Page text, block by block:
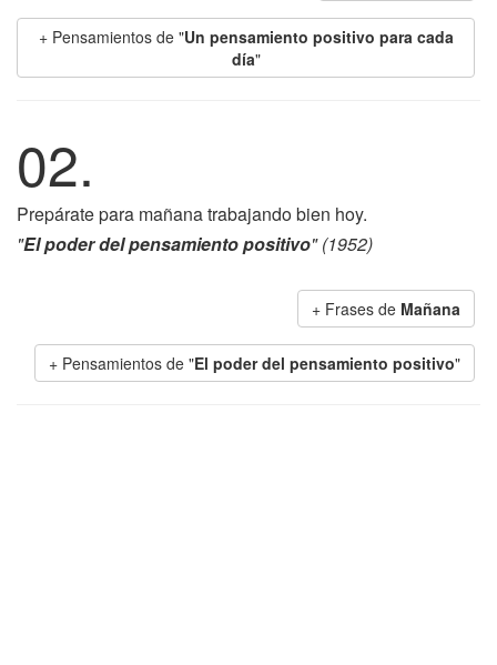
+ Pensamientos de "Un pensamiento positivo para cada
día"
02.
Prepárate para mañana trabajando bien hoy.
"El poder del pensamiento positivo" (1952)
+ Frases de Mañana
+ Pensamientos de "El poder del pensamiento positivo"